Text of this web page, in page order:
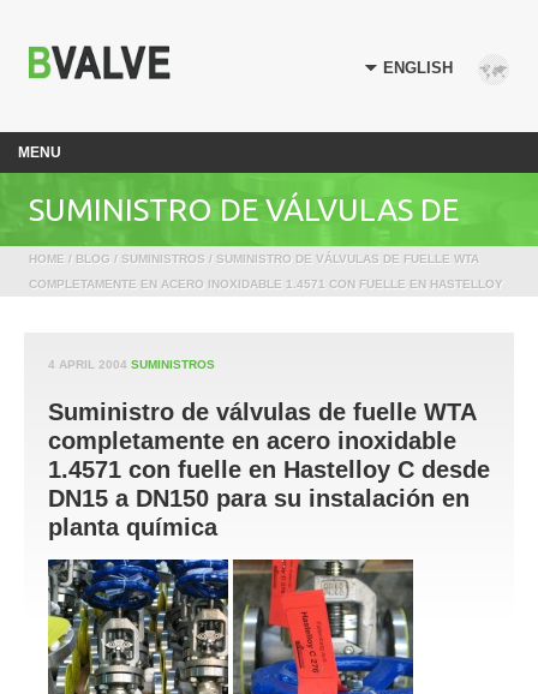
MENU
SUMINISTRO DE VÁLVULAS DE
FUELLE WTA COMPLETAMENTE EN
ACERO INOXIDABLE 1.4571 CON
FUELLE EN HASTELLOY C DESDE
DN15 A DN150 PARA SU
INSTALACIÓN EN PLANTA QUÍMICA
HOME / BLOG / SUMINISTROS / SUMINISTRO DE VÁLVULAS DE FUELLE WTA
COMPLETAMENTE EN ACERO INOXIDABLE 1.4571 CON FUELLE EN HASTELLOY
4 APRIL 2004 SUMINISTROS
Suministro de válvulas de fuelle WTA
completamente en acero inoxidable
1.4571 con fuelle en Hastelloy C desde
DN15 a DN150 para su instalación en
planta química